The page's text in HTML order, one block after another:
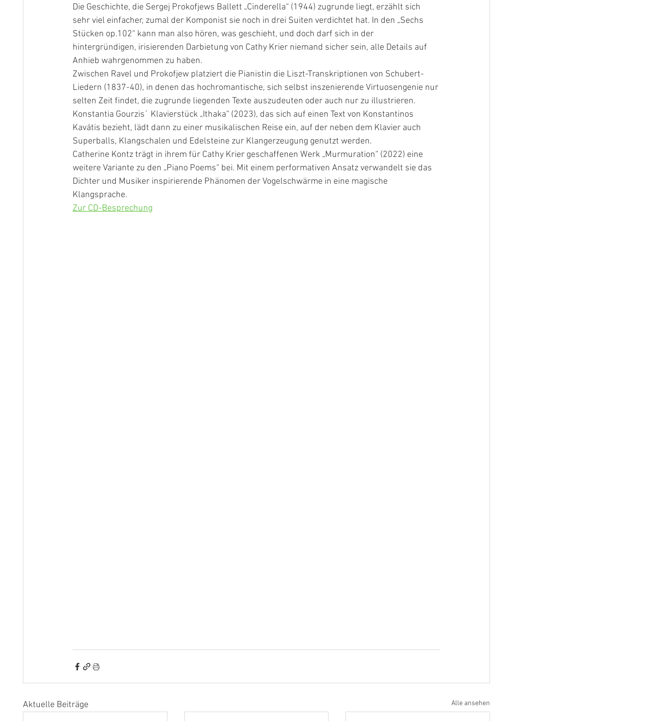
Die Geschichte, die Sergej Prokofjews Ballett „Cinderella“ (1944) zugrunde liegt, erzählt sich
sehr viel einfacher, zumal der Komponist sie noch in drei Suiten verdichtet hat. In den „Sechs
Stücken op.102“ kann man also hören, was geschieht, und doch darf sich in der
hintergründigen, irisierenden Darbietung von Cathy Krier niemand sicher sein, alle Details auf
Anhieb wahrgenommen zu haben.
Zwischen Ravel und Prokofjew platziert die Pianistin die Liszt-Transkriptionen von Schubert-
Liedern (1837-40), in denen das hochromantische, sich selbst inszenierende Virtuosengenie nur
selten Zeit findet, die zugrunde liegenden Texte auszudeuten oder auch nur zu illustrieren.
Konstantia Gourzis´ Klavierstück „Ithaka“ (2023), das sich auf einen Text von Konstantinos
Kavátis bezieht, lädt dann zu einer musikalischen Reise ein, auf der neben dem Klavier auch
Superballs, Klangschalen und Edelsteine zur Klangerzeugung genutzt werden.
Catherine Kontz trägt in ihrem für Cathy Krier geschaffenen Werk „Murmuration“ (2022) eine
weitere Variante zu den „Piano Poems“ bei. Mit einem performativen Ansatz verwandelt sie das
Dichter und Musiker inspirierende Phänomen der Vogelschwärme in eine magische
Klangsprache.
Zur CD-Besprechung
Aktuelle Beiträge Alle ansehen